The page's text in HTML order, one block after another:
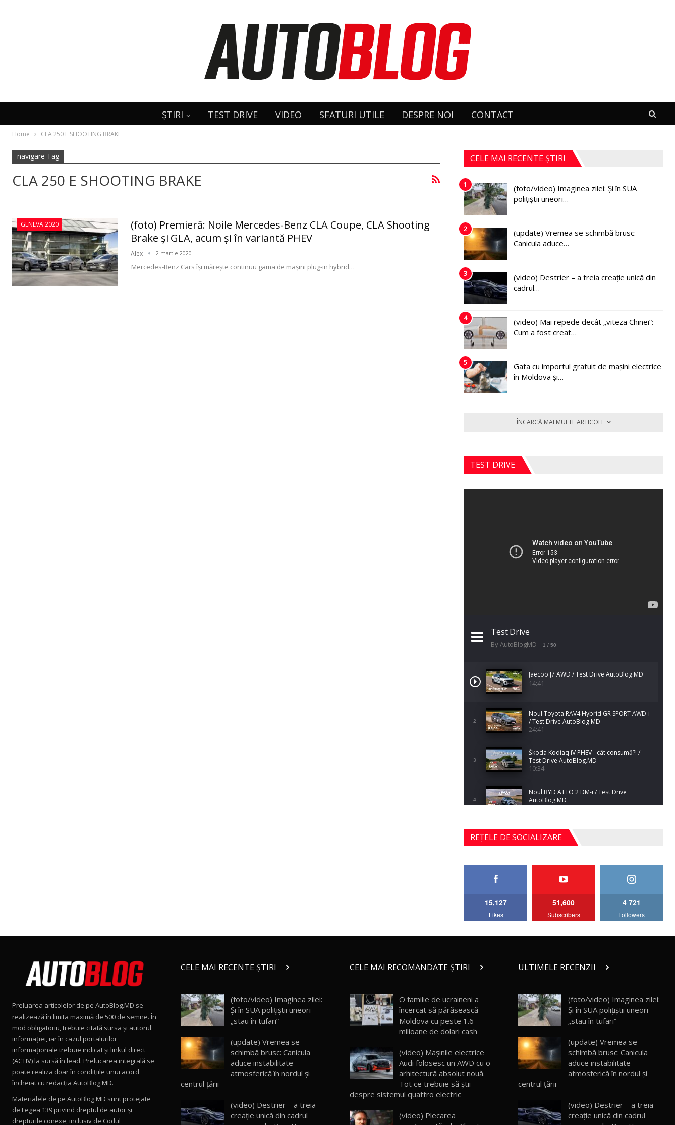
ȘTIRI TEST DRIVE VIDEO SFATURI UTILE DESPRE NOI CONTACT
Home CLA 250 E SHOOTING BRAKE
navigare Tag
CLA 250 E SHOOTING BRAKE
GENEVA 2020
(foto) Premieră: Noile Mercedes-Benz CLA Coupe, CLA Shooting
Brake şi GLA, acum şi în variantă PHEV
Alex 2 martie 2020
Mercedes-Benz Cars își mărește continuu gama de maşini plug-in hybrid…
CELE MAI RECENTE ȘTIRI
1
(foto/video) Imaginea zilei: Și în SUA
polițiștii uneori…
2
(update) Vremea se schimbă brusc:
Canicula aduce…
3
(video) Destrier – a treia creație unică din
cadrul…
4
(video) Mai repede decât „viteza Chinei”:
Cum a fost creat…
5
Gata cu importul gratuit de mașini electrice
în Moldova și…
ÎNCARCĂ MAI MULTE ARTICOLE
TEST DRIVE
Test Drive
By AutoBlogMD 1 / 50
Jaecoo J7 AWD / Test Drive AutoBlog.MD
14:41
2
Noul Toyota RAV4 Hybrid GR SPORT AWD-i
/ Test Drive AutoBlog.MD
24:41
3
Škoda Kodiaq iV PHEV - cât consumă?! /
Test Drive AutoBlog.MD
10:34
4
Noul BYD ATTO 2 DM-i / Test Drive
AutoBlog.MD
5
Noul Mercedes-Benz S-Class facelift (S 580
4MATIC V223) / Test Drive AutoBlog.MD
27:33
AutoBlog.MD
15:08
15:22
10
Mercedes-AMG E 53 HYBRID 4MATIC+ /
Test Drive AutoBlog.MD
16:27
11
Noul Volvo ES90 / Test Drive AutoBlog.MD
Noul MG HS / Test Drive AutoBlog.MD
16:48
REȚELE DE SOCIALIZARE
15,127
Likes
51,600
Subscribers
4 721
Followers
Preluarea articolelor de pe AutoBlog.MD se
realizează în limita maximă de 500 de semne. În
mod obligatoriu, trebuie citată sursa și autorul
informației, iar în cazul portalurilor
informaționale trebuie indicat și linkul direct
(ACTIV) la sursă în lead. Prelucarea integrală se
poate realiza doar în condițiile unui acord
încheiat cu redacţia AutoBlog.MD.
Materialele de pe AutoBlog.MD sunt protejate
de Legea 139 privind dreptul de autor și
drepturile conexe, inclusiv de Codul
CELE MAI RECENTE ȘTIRI
(foto/video) Imaginea zilei:
Și în SUA polițiștii uneori
„stau în tufari”
(update) Vremea se
schimbă brusc: Canicula
aduce instabilitate
atmosferică în nordul și
centrul țării
(video) Destrier – a treia
creație unică din cadrul
CELE MAI RECOMANDATE ȘTIRI
O familie de ucraineni a
încercat să părăsească
Moldova cu peste 1.6
milioane de dolari cash
(video) Maşinile electrice
Audi folosesc un AWD cu o
arhitectură absolut nouă.
Tot ce trebuie să ştii
despre sistemul quattro electric
(video) Plecarea
ULTIMELE RECENZII
(foto/video) Imaginea zilei:
Și în SUA polițiștii uneori
„stau în tufari”
(update) Vremea se
schimbă brusc: Canicula
aduce instabilitate
atmosferică în nordul și
centrul țării
(video) Destrier – a treia
creație unică din cadrul